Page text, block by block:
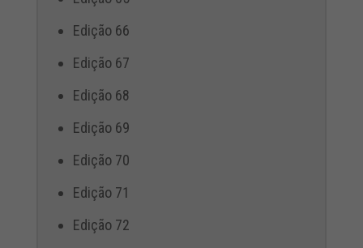
Edição 66
Edição 67
Edição 68
Edição 69
Edição 70
Edição 71
Edição 72